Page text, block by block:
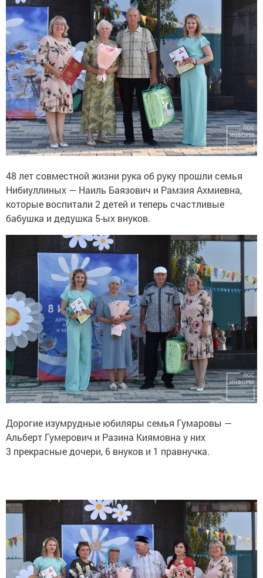
48 лет совместной жизни рука об руку прошли семья
Нибиуллиных — Наиль Баязович и Рамзия Ахмиевна,
которые воспитали 2 детей и теперь счастливые
бабушка и дедушка 5-ых внуков.
Дорогие изумрудные юбиляры семья Гумаровы —
Альберт Гумерович и Разина Киямовна у них
3 прекрасные дочери, 6 внуков и 1 правнучка.